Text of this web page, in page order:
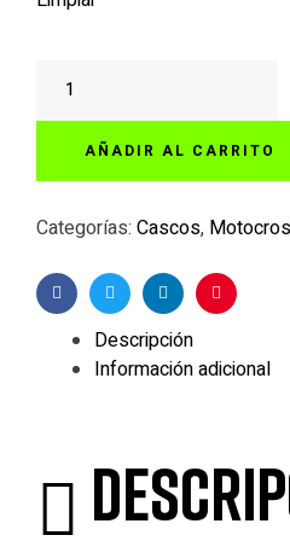
AIROH
STRYCKER
BLAZER
AMARILLO
cantidad
AÑADIR AL CARRITO
Categorías: Cascos,
FacebookTwitterLinkedinPinterest
Descripción
Información adicional